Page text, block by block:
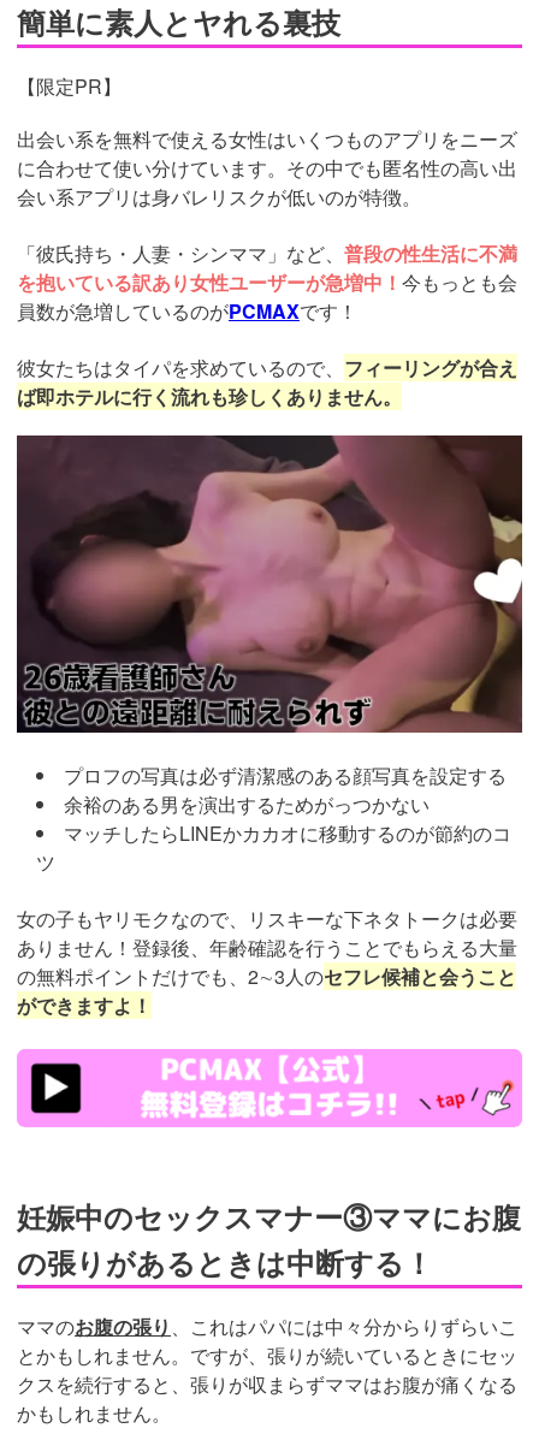
簡単に素人とヤれる裏技
【限定PR】
出会い系を無料で使える女性はいくつものアプリをニーズ
に合わせて使い分けています。その中でも匿名性の高い出
会い系アプリは身バレリスクが低いのが特徴。
「彼氏持ち・人妻・シンママ」など、 普段の性生活に不満
を抱いている訳あり女性ユーザーが急増中！ 今もっとも会
員数が急増しているのがPCMAXです！
彼女たちはタイパを求めているので、 フィーリングが合え
ば即ホテルに行く流れも珍しくありません。
プロフの写真は必ず清潔感のある顔写真を設定する
余裕のある男を演出するためがっつかない
マッチしたらLINEかカカオに移動するのが節約のコ
ツ
女の子もヤリモクなので、リスキーな下ネタトークは必要
ありません！登録後、年齢確認を行うことでもらえる大量
の無料ポイントだけでも、2∼3人のセフレ候補と会うこと
ができますよ！
https://pcmax.jp/lp/?
ad_id=rm307152
妊娠中のセックスマナー③ママにお腹
の張りがあるときは中断する！
ママのお腹の張り 、これはパパには中々分からりずらいこ
とかもしれません。ですが、張りが続いているときにセッ
クスを続行すると、張りが収まらずママはお腹が痛くなる
かもしれません。